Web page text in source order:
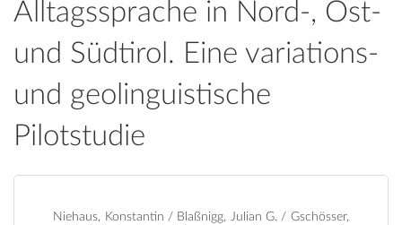
Alltagssprache in Nord-, Ost-
und Südtirol. Eine variations-
und geolinguistische
Pilotstudie
Niehaus, Konstantin / Blaßnigg, Julian G. / Gschösser,